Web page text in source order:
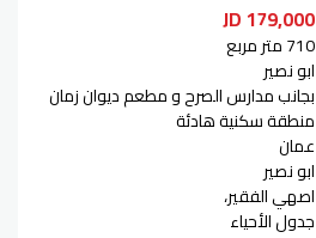
179,000 JD
710 متر مربع
ابو نصير
بجانب مدارس الصرح و مطعم ديوان زمان
منطقة سكنية هادئة
عمان
ابو نصير
اصهي الفقير،
جدول الأحياء